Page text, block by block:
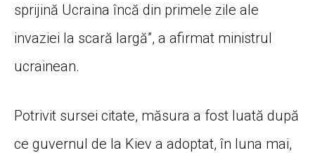
sprijină Ucraina încă din primele zile ale
invaziei la scară largă”, a afirmat ministrul
ucrainean.
Potrivit sursei citate, măsura a fost luată după
ce guvernul de la Kiev a adoptat, în luna mai,